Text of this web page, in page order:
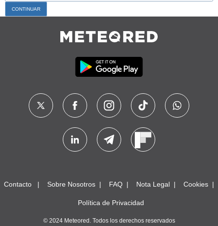
Contacto Sobre Nosotros FAQ Nota Legal Cookies
Política de Privacidad
© 2024 Meteored. Todos los derechos reservados